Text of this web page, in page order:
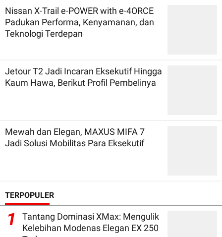
Nissan X-Trail e-POWER with e-4ORCE
Padukan Performa, Kenyamanan, dan
Teknologi Terdepan
Jetour T2 Jadi Incaran Eksekutif Hingga
Kaum Hawa, Berikut Profil Pembelinya
Mewah dan Elegan, MAXUS MIFA 7
Jadi Solusi Mobilitas Para Eksekutif
TERPOPULER
1
Tantang Dominasi XMax: Mengulik
Kelebihan Modenas Elegan EX 250